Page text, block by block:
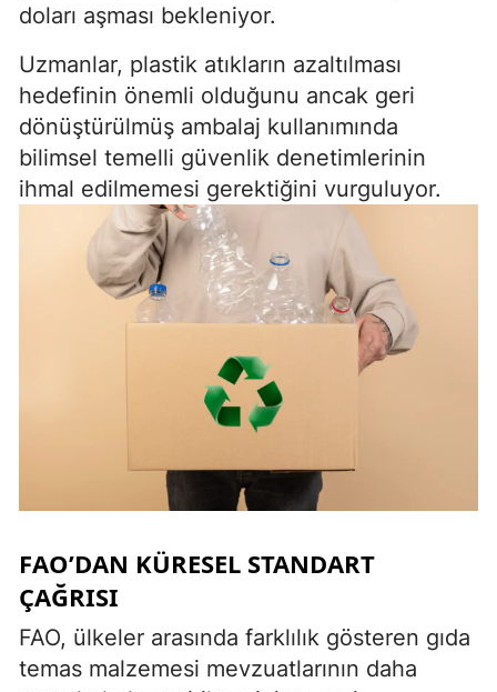
doları aşması bekleniyor.
Uzmanlar, plastik atıkların azaltılması
hedefinin önemli olduğunu ancak geri
dönüştürülmüş ambalaj kullanımında
bilimsel temelli güvenlik denetimlerinin
ihmal edilmemesi gerektiğini vurguluyor.
FAO’DAN KÜRESEL STANDART
ÇAĞRISI
FAO, ülkeler arasında farklılık gösteren gıda
temas malzemesi mevzuatlarının daha